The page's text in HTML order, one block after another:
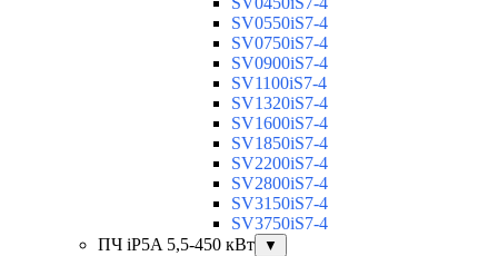
SV0550iS7-4
SV0750iS7-4
SV0900iS7-4
SV1100iS7-4
SV1320iS7-4
SV1600iS7-4
SV1850iS7-4
SV2200iS7-4
SV2800iS7-4
SV3150iS7-4
SV3750iS7-4
ПЧ iP5A 5,5-450 кВт
▼